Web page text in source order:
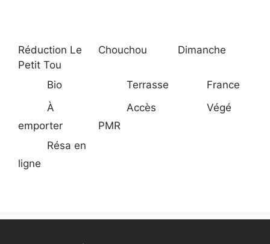
Réduction Le
Petit Tou
Chouchou Dimanche
Bio Terrasse
France
À
emporter
Accès
PMR
Végé
Résa en
ligne